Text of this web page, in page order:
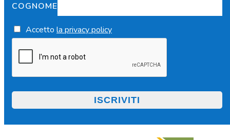
COGNOME
Accetto la privacy policy